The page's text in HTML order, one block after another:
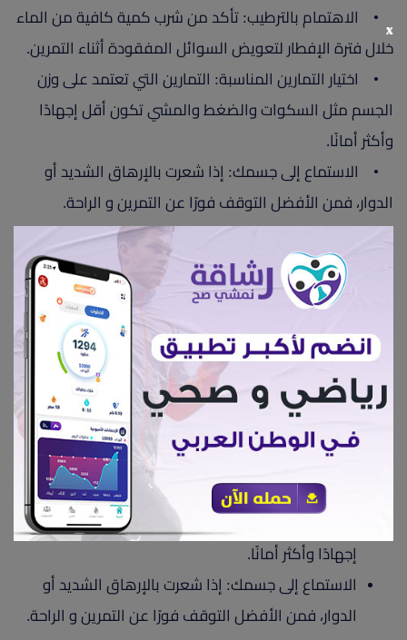
• الاهتمام بالترطيب: تأكد من شرب كمية كافية من الماء
خلال فترة الإفطار لتعويض السوائل المفقودة أثناء التمرين.
• اختيار التمارين المناسبة: التمارين التي تعتمد على وزن
الجسم مثل السكوات والضغط والمشي تكون أقل إجهادًا
وأكثر أمانًا.
• الاستماع إلى جسمك: إذا شعرت بالإرهاق الشديد أو
الدوار، فمن الأفضل التوقف فورًا عن التمرين و الراحة.
الأخطاء الشائعة التي يجب تجنبها
عند ممارسة الرياضة أثناء
التركيز على التمارين المعتدلة: من الأفضل تجنب التمارين
الشديدة مثل تمارين التحمل الطويلة أو رفع الأوزان الثقيلة،
الاهتمام بالترطيب: تأكد من شرب كمية كافية من
الماء خلال فترة الإفطار لتعويض السوائل المفقودة
أثناء التمرين.
اختيار التمارين المناسبة: التمارين التي تعتمد على وزن
الجسم مثل السكوات والضغط والمشي تكون أقل
إجهادًا وأكثر أمانًا.
الاستماع إلى جسمك: إذا شعرت بالإرهاق الشديد أو
الدوار، فمن الأفضل التوقف فورًا عن التمرين و الراحة.
x